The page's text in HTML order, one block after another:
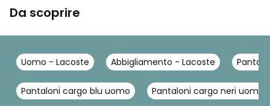
Da scoprire
Uomo - Lacoste Abbigliamento - Lacoste
Pantaloni cargo blu uomo Pantaloni cargo neri uomo